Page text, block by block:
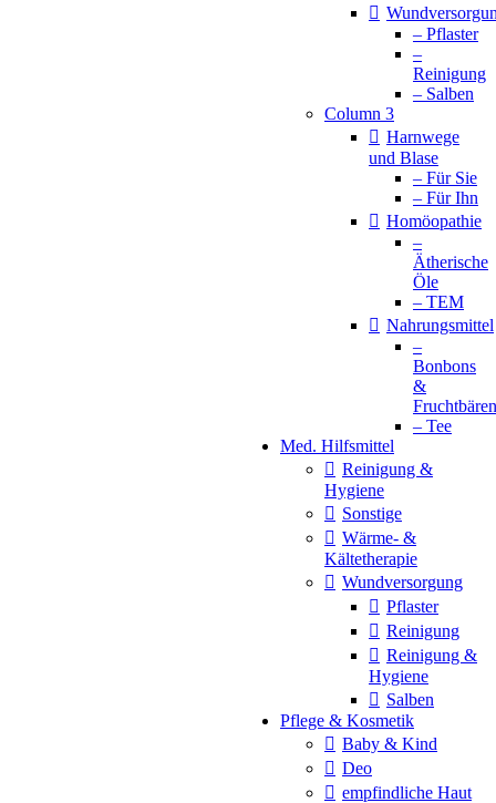
– Pflaster
–
Reinigung
– Salben
Column 3
Harnwege
und Blase
– Für Sie
– Für Ihn
Homöopathie
–
Ätherische
Öle
– TEM
Nahrungsmittel
–
Bonbons
&
Fruchtbären
– Tee
Med. Hilfsmittel
Reinigung &
Hygiene
Sonstige
Wärme- &
Kältetherapie
Wundversorgung
Pflaster
Reinigung
Reinigung &
Hygiene
Salben
Pflege & Kosmetik
Baby & Kind
Deo
empfindliche Haut